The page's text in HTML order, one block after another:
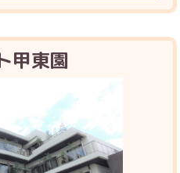
甲東園